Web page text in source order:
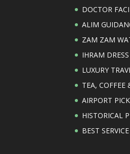
DOCTOR
ALIM
ZAM ZAM
IHRAM DRESS
LUXURY
TEA, COFFEE
AIRPORT
HISTORICAL
BEST SERVICE